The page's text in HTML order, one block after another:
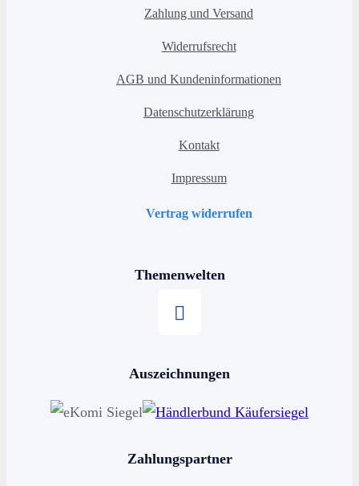
Zahlung und Versand
Widerrufsrecht
AGB und Kundeninformationen
Datenschutzerklärung
Kontakt
Impressum
Vertrag widerrufen
Themenwelten
Horoskop kaufen
Sternschnuppe kaufen
Auszeichnungen
Zahlungspartner